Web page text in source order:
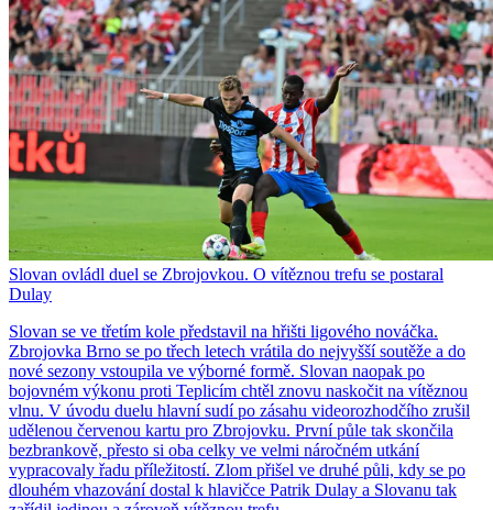
Slovan ovládl duel se Zbrojovkou. O vítěznou trefu se postaral
Dulay
Slovan se ve třetím kole představil na hřišti ligového nováčka.
Zbrojovka Brno se po třech letech vrátila do nejvyšší soutěže a do
nové sezony vstoupila ve výborné formě. Slovan naopak po
bojovném výkonu proti Teplicím chtěl znovu naskočit na vítěznou
vlnu. V úvodu duelu hlavní sudí po zásahu videorozhodčího zrušil
udělenou červenou kartu pro Zbrojovku. První půle tak skončila
bezbrankově, přesto si oba celky ve velmi náročném utkání
vypracovaly řadu příležitostí. Zlom přišel ve druhé půli, kdy se po
dlouhém vhazování dostal k hlavičce Patrik Dulay a Slovanu tak